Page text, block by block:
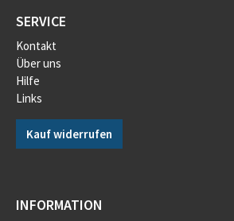
SERVICE
Kontakt
Über uns
Hilfe
Links
Kauf widerrufen
INFORMATION